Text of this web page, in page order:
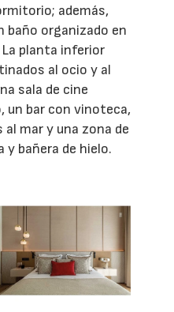
además,
baño organizado en
planta inferior
al ocio y al
sala de cine
un bar con vinoteca,
mar y una zona de
y bañera de hielo.